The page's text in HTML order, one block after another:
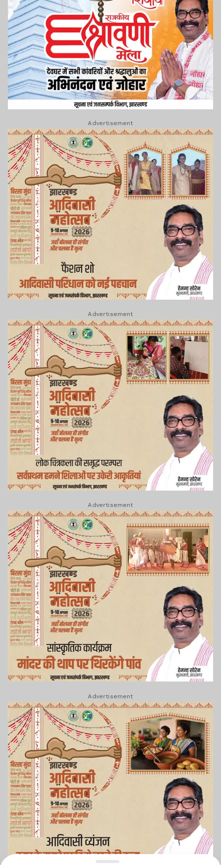
Advertisement
Advertisement
Advertisement
Advertisement